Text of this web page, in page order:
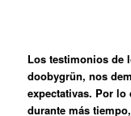
Los testimonios de
doobygrün, nos
expectativas. Por
durante más